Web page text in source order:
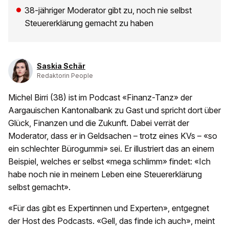
38-jähriger Moderator gibt zu, noch nie selbst
Steuererklärung gemacht zu haben
Saskia Schär
Redaktorin People
Michel Birri (38) ist im Podcast «Finanz-Tanz» der
Aargauischen Kantonalbank zu Gast und spricht dort über
Glück, Finanzen und die Zukunft. Dabei verrät der
Moderator, dass er in Geldsachen – trotz eines KVs – «so
ein schlechter Bürogummi» sei. Er illustriert das an einem
Beispiel, welches er selbst «mega schlimm» findet: «Ich
habe noch nie in meinem Leben eine Steuererklärung
selbst gemacht».
«Für das gibt es Expertinnen und Experten», entgegnet
der Host des Podcasts. «Gell, das finde ich auch», meint